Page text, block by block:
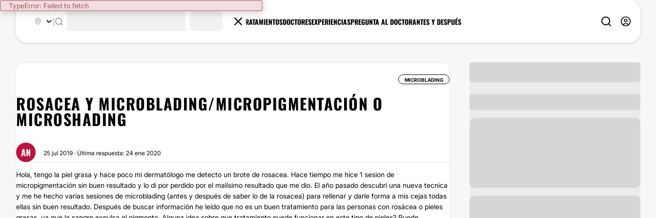
TypeError: Failed to fetch
TRATAMIENTOSDOCTORESEXPERIENCIASPREGUNTA AL DOCTORANTES Y DESPUÉS
MICROBLADING
ROSACEA Y MICROBLADING/MICROPIGMENTACIÓN O
MICROSHADING
AN 25 jul 2019 · Última respuesta: 24 ene 2020
Hola, tengo la piel grasa y hace poco mi dermatólogo me detecto un brote de rosacea. Hace tiempo me hice 1 sesion de
micropigmentación sin buen resultado y lo di por perdido por el malísimo resultado que me dio. El año pasado descubrí una nueva tecnica
y me he hecho varias sesiones de microblading (antes y después de saber lo de la rosacea) para rellenar y darle forma a mis cejas todas
ellas sin buen resultado. Después de buscar información he leído que no es un buen tratamiento para las personas con rosácea o pieles